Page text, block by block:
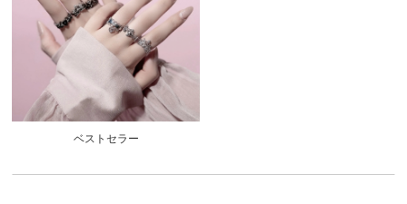
ベストセラー